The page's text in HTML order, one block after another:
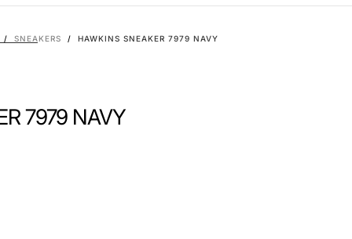
/ SNEAKERS / HAWKINS SNEAKER 7979 NAVY
7979 NAVY